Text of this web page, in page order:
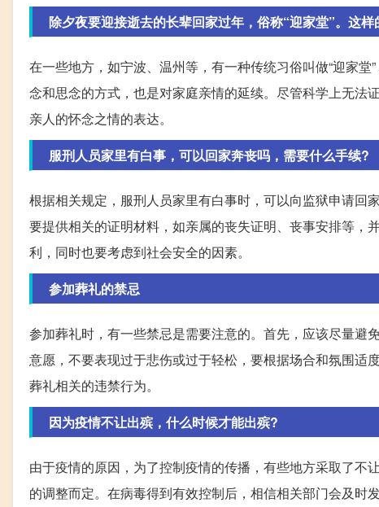
除夕夜要迎接逝去的长辈回家过年，俗称“迎家堂”。这
在一些地方，如宁波、温州等，有一种传统习俗叫做“迎家
念和思念的方式，也是对家庭亲情的延续。尽管科学上无法
亲人的怀念之情的表达。
服刑人员家里有白事，可以回家奔丧吗，需要什么手续?
根据相关规定，服刑人员家里有白事时，可以向监狱申请回
要提供相关的证明材料，如亲属的丧失证明、丧事安排等，
利，同时也要考虑到社会安全的因素。
参加葬礼的禁忌
参加葬礼时，有一些禁忌是需要注意的。首先，应该尽量避
意愿，不要表现过于悲伤或过于轻松，要根据场合和氛围适
葬礼相关的违禁行为。
因为疫情不让出殡，什么时候才能出殡?
由于疫情的原因，为了控制疫情的传播，有些地方采取了
的调整而定。在病毒得到有效控制后，相信相关部门会及